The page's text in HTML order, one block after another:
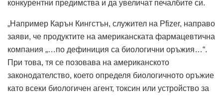
конкурентни предимства и да увеличат печалбите си.
„Например Карън Кингстън, служител на Pfizer, направо
заяви, че продуктите на американската фармацевтична
компания „…по дефиниция са биологични оръжия…“.
При това, тя се позовава на американското
законодателство, което определя биологичното оръжие
като всеки биологичен агент, токсин или устройство за